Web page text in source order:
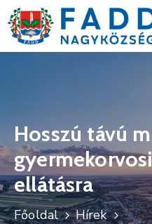
Hivatal
Fadd
Nagyközség
Turisztika
Hosszú távú
ellátásra
Főoldal
Hírek